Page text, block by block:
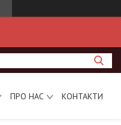
ПРО НАС КОНТАКТИ